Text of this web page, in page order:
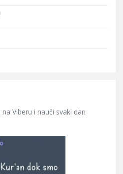
Viberu i nauči svaki dan